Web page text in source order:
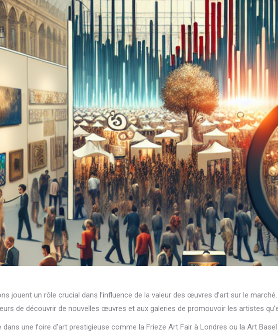
jouent un rôle crucial dans l’influence de la valeur des œuvres d’art sur le
de découvrir de nouvelles œuvres et aux galeries de promouvoir les artistes
une foire d’art prestigieuse comme la Frieze Art Fair à Londres ou la Art